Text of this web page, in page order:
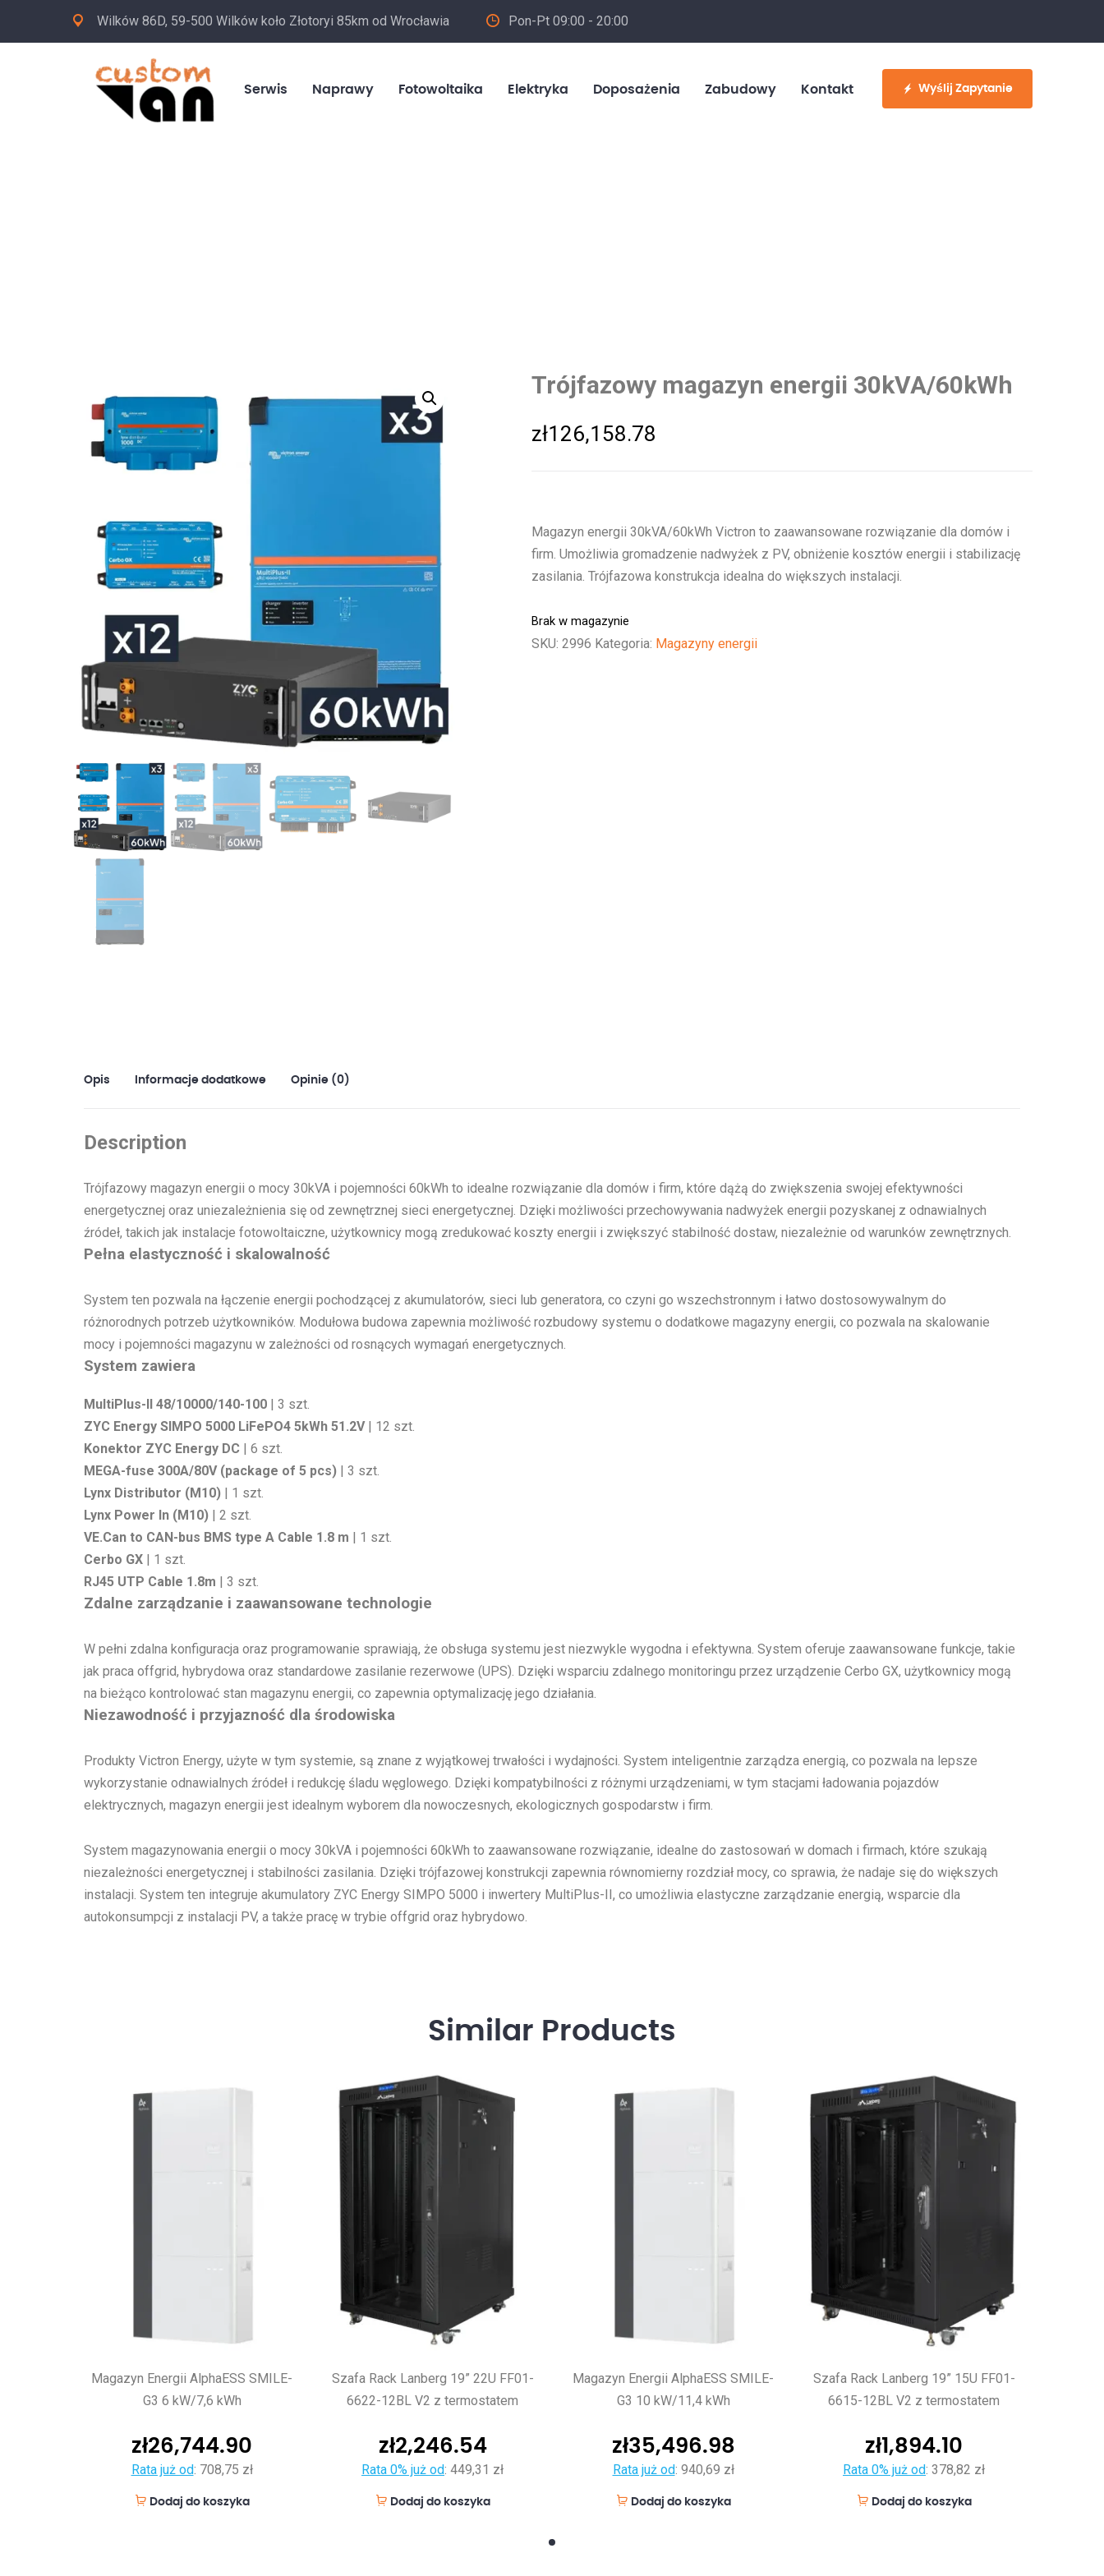
Wilków 86D, 59-500 Wilków koło Złotoryi 85km od Wrocławia Pon-Pt 09:00 - 20:00
530 886 214
Serwis Naprawy Fotowoltaika Elektryka Doposażenia Zabudowy Kontakt Wyślij Zapytanie
Trójfazowy magazyn energii 30kVA/60kWh
zł126,158.78
Magazyn energii 30kVA/60kWh Victron to zaawansowane rozwiązanie dla domów i
firm. Umożliwia gromadzenie nadwyżek z PV, obniżenie kosztów energii i stabilizację
zasilania. Trójfazowa konstrukcja idealna do większych instalacji.
Brak w magazynie
SKU: 2996 Kategoria: Magazyny energii
Opis Informacje dodatkowe Opinie (0)
Description
Trójfazowy magazyn energii o mocy 30kVA i pojemności 60kWh to idealne rozwiązanie dla domów i firm, które dążą do zwiększenia swojej efektywności
energetycznej oraz uniezależnienia się od zewnętrznej sieci energetycznej. Dzięki możliwości przechowywania nadwyżek energii pozyskanej z odnawialnych
źródeł, takich jak instalacje fotowoltaiczne, użytkownicy mogą zredukować koszty energii i zwiększyć stabilność dostaw, niezależnie od warunków zewnętrznych.
Pełna elastyczność i skalowalność
System ten pozwala na łączenie energii pochodzącej z akumulatorów, sieci lub generatora, co czyni go wszechstronnym i łatwo dostosowywalnym do
różnorodnych potrzeb użytkowników. Modułowa budowa zapewnia możliwość rozbudowy systemu o dodatkowe magazyny energii, co pozwala na skalowanie
mocy i pojemności magazynu w zależności od rosnących wymagań energetycznych.
System zawiera
MultiPlus-II 48/10000/140-100 | 3 szt.
ZYC Energy SIMPO 5000 LiFePO4 5kWh 51.2V| 12 szt.
Konektor ZYC Energy DC | 6 szt.
MEGA-fuse 300A/80V (package of 5 pcs) | 3 szt.
Lynx Distributor (M10) | 1 szt.
Lynx Power In (M10) | 2 szt.
VE.Can to CAN-bus BMS type A Cable 1.8 m | 1 szt.
Cerbo GX | 1 szt.
RJ45 UTP Cable 1.8m | 3 szt.
Zdalne zarządzanie i zaawansowane technologie
W pełni zdalna konfiguracja oraz programowanie sprawiają, że obsługa systemu jest niezwykle wygodna i efektywna. System oferuje zaawansowane funkcje, takie
jak praca offgrid, hybrydowa oraz standardowe zasilanie rezerwowe (UPS). Dzięki wsparciu zdalnego monitoringu przez urządzenie Cerbo GX, użytkownicy mogą
na bieżąco kontrolować stan magazynu energii, co zapewnia optymalizację jego działania.
Niezawodność i przyjazność dla środowiska
Produkty Victron Energy, użyte w tym systemie, są znane z wyjątkowej trwałości i wydajności. System inteligentnie zarządza energią, co pozwala na lepsze
wykorzystanie odnawialnych źródeł i redukcję śladu węglowego. Dzięki kompatybilności z różnymi urządzeniami, w tym stacjami ładowania pojazdów
elektrycznych, magazyn energii jest idealnym wyborem dla nowoczesnych, ekologicznych gospodarstw i firm.
System magazynowania energii o mocy 30kVA i pojemności 60kWh to zaawansowane rozwiązanie, idealne do zastosowań w domach i firmach, które szukają
niezależności energetycznej i stabilności zasilania. Dzięki trójfazowej konstrukcji zapewnia równomierny rozdział mocy, co sprawia, że nadaje się do większych
instalacji. System ten integruje akumulatory ZYC Energy SIMPO 5000 i inwertery MultiPlus-II, co umożliwia elastyczne zarządzanie energią, wsparcie dla
autokonsumpcji z instalacji PV, a także pracę w trybie offgrid oraz hybrydowo.
Similar Products
Magazyn Energii AlphaESS SMILE-
G3 6 kW/7,6 kWh
zł26,744.90
Rata już od: 708,75 zł
Dodaj do koszyka
Szafa Rack Lanberg 19” 22U FF01-
6622-12BL V2 z termostatem
zł2,246.54
Rata 0% już od: 449,31 zł
Dodaj do koszyka
Magazyn Energii AlphaESS SMILE-
G3 10 kW/11,4 kWh
zł35,496.98
Rata już od: 940,69 zł
Dodaj do koszyka
Szafa Rack Lanberg 19” 15U FF01-
6615-12BL V2 z termostatem
zł1,894.10
Rata 0% już od: 378,82 zł
Dodaj do koszyka